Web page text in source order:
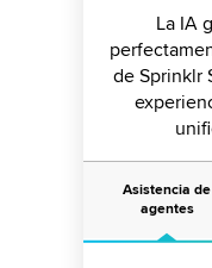
La IA
de Sprinklr
Asistencia de
agentes